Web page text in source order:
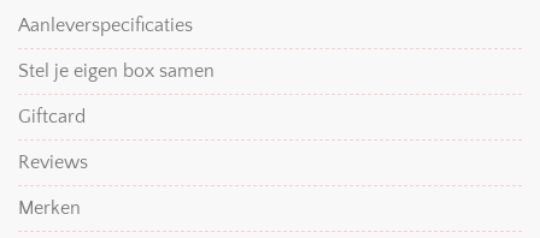
Aanleverspecificaties
Stel je eigen box samen
Giftcard
Reviews
Merken